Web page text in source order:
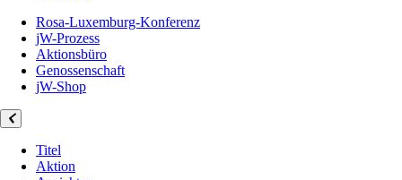
Rosa-Luxemburg-Konferenz
jW-Prozess
Aktionsbüro
Genossenschaft
jW-Shop
Titel
Aktion